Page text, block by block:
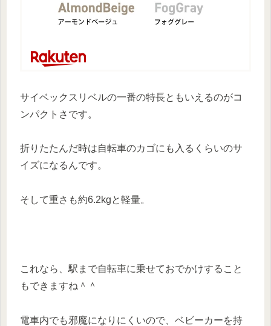
サイベックスリベルの一番の特長ともいえるのがコ
ンパクトさです。
折りたたんだ時は自転車のカゴにも入るくらいのサ
イズになるんです。
そして重さも約6.2kgと軽量。
これなら、駅まで自転車に乗せておでかけすること
もできますね＾＾
電車内でも邪魔になりにくいので、ベビーカーを持